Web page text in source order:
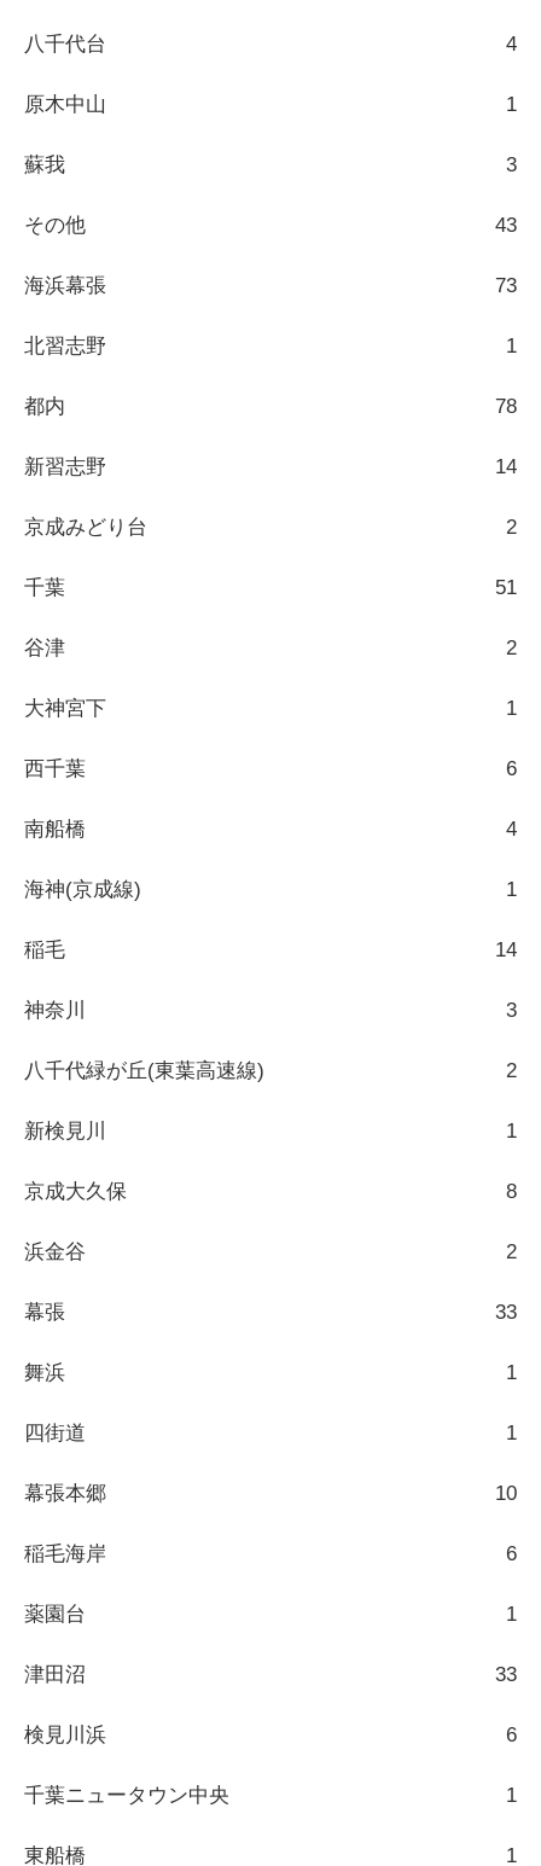
八千代台 4
原木中山 1
蘇我 3
その他 43
海浜幕張 73
北習志野 1
都内 78
新習志野 14
京成みどり台 2
千葉 51
谷津 2
大神宮下 1
西千葉 6
南船橋 4
海神(京成線) 1
稲毛 14
神奈川 3
八千代緑が丘(東葉高速線) 2
新検見川 1
京成大久保 8
浜金谷 2
幕張 33
舞浜 1
四街道 1
幕張本郷 10
稲毛海岸 6
薬園台 1
津田沼 33
検見川浜 6
千葉ニュータウン中央 1
東船橋 1